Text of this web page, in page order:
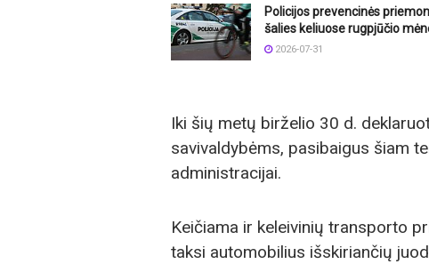
Policijos prevencinės
šalies keliuose rugpjūčio
2026-07-31
Iki šių metų birželio 30 d.
savivaldybėms, pasibaigus šiam
administracijai.
Keičiama ir keleivinių transporto
taksi automobilius išskiriančių